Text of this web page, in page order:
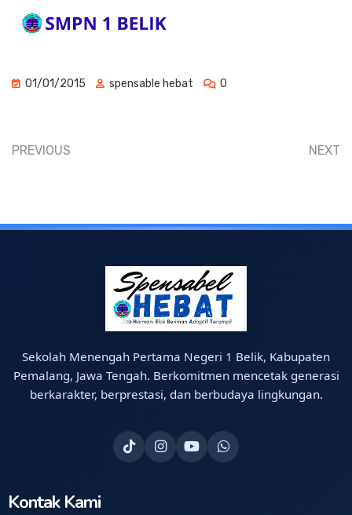
01/01/2015 spensable hebat 0
PREVIOUS NEXT
Sekolah Menengah Pertama Negeri 1 Belik, Kabupaten
Pemalang, Jawa Tengah. Berkomitmen mencetak generasi
berkarakter, berprestasi, dan berbudaya lingkungan.
Kontak Kami